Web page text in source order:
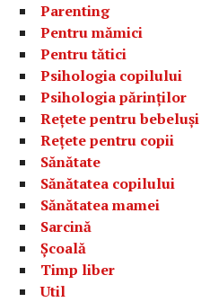
Parenting
Pentru mămici
Pentru tătici
Psihologia copilului
Psihologia părinților
Rețete pentru bebeluși
Rețete pentru copii
Sănătate
Sănătatea copilului
Sănătatea mamei
Sarcină
Școală
Timp liber
Util